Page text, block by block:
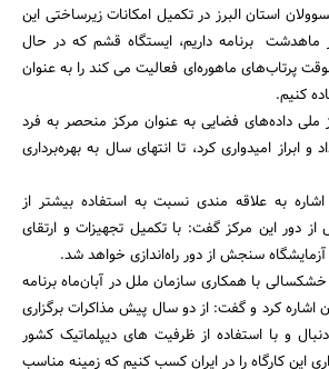
استان البرز در تکمیل امکانات زیرساختی این
ماهدشت برنامه داریم، ایستگاه قشم که در حال
پرتاب‌های ماهوره‌ای فعالیت می کند را به عنوان
کنیم.
ملی داده‌های فضایی به عنوان مرکز منحصر به فرد
ابراز امیدواری کرد، تا انتهای سال به بهره‌برداری
به علاقه مندی نسبت به استفاده بیشتر از
دور این مرکز گفت: با تکمیل تجهیزات و ارتقای
سنجش از دور راه‌اندازی خواهد شد.
خشکسالی با همکاری سازمان ملل در آبان‌ماه برنامه
اشاره کرد و گفت: از دو سال پیش مذاکرات برگزاری
دنبال و با استفاده از ظرفیت های دیپلماتیک کشور
این کارگاه را در ایران کسب کنیم که زمینه مناسب